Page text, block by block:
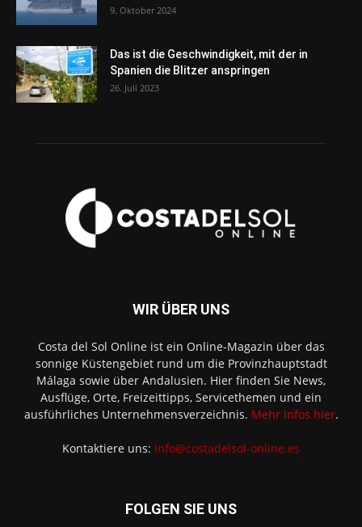
9. Oktober 2024
Das ist die Geschwindigkeit, mit der in
Spanien die Blitzer anspringen
26. Juli 2023
WIR ÜBER UNS
Costa del Sol Online ist ein Online-Magazin über das
sonnige Küstengebiet rund um die Provinzhauptstadt
Málaga sowie über Andalusien. Hier finden Sie News,
Ausflüge, Orte, Freizeittipps, Servicethemen und ein
ausführliches Unternehmensverzeichnis. Mehr Infos hier.
Kontaktiere uns: info@costadelsol-online.es
FOLGEN SIE UNS